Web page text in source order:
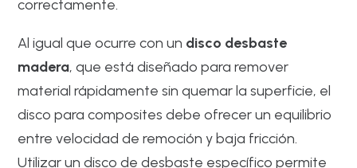
correctamente.
Al igual que ocurre con un disco desbaste
madera, que está diseñado para remover
material rápidamente sin quemar la superficie, el
disco para composites debe ofrecer un equilibrio
entre velocidad de remoción y baja fricción.
Utilizar un disco de desbaste específico permite